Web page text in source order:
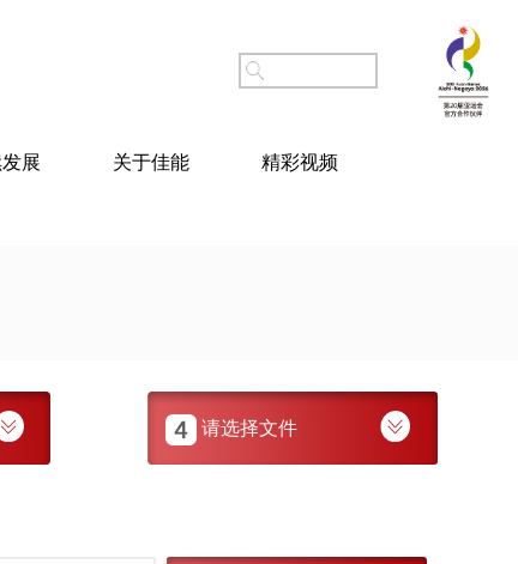
展 关于佳能 精彩视频
请选择文件